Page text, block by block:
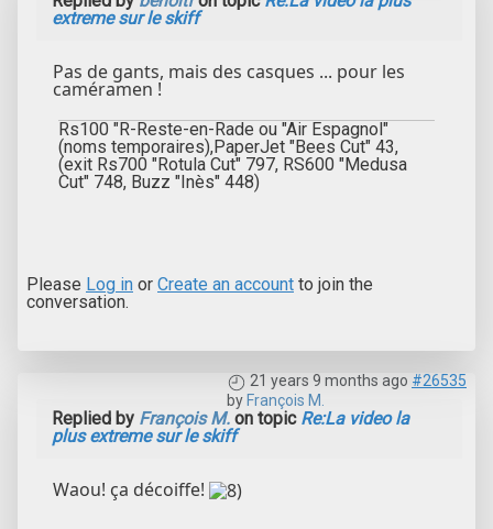
extreme sur le skiff
Pas de gants, mais des casques ... pour les
caméramen !
Rs100 "R-Reste-en-Rade ou "Air Espagnol"
(noms temporaires),PaperJet "Bees Cut" 43,
(exit Rs700 "Rotula Cut" 797, RS600 "Medusa
Cut" 748, Buzz "Inès" 448)
Please Log in or Create an account to join the
conversation.
21 years 9 months ago #26535
byFrançois M.
Replied by François M. on topic Re:La video la
plus extreme sur le skiff
Waou! ça décoiffe!